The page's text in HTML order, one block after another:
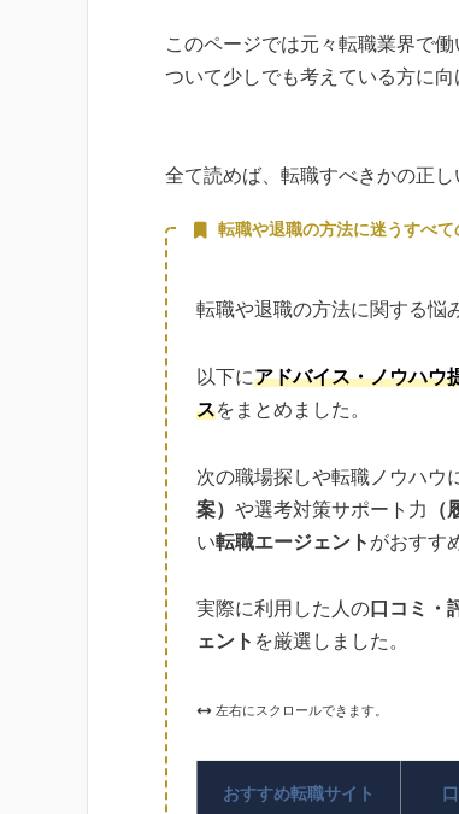
このページでは元々転職業界で
ついて少しでも考えている方に
全て読めば、転職すべきかの正
転職や退職の方法に迷うすべて
転職や退職の方法に関する悩
以下にアドバイス・ノウハウ
スをまとめました。
次の職場探しや転職ノウハウ
案） や選考対策サポート力
い転職エージェント がおすす
実際に利用した人の口コミ・
ェント を厳選しました。
左右にスクロールできます。
おすすめ転職サイト